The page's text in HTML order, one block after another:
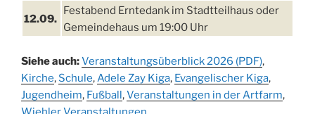
12.09.
Festabend Erntedank im Stadtteilhaus oder
Gemeindehaus um 19:00 Uhr
13.09.
Stadtteilhaus um 14:00 Uhr
19.09.
Schlagerabend im Stadtteilhaus
Drabenderhöhe
Siehe auch:Veranstaltungsüberblick 2026 (PDF),
Kirche, Schule,Adele Zay Kiga, Evangelischer Kiga,
Jugendheim, Fußball,Veranstaltungen in der Artfarm,